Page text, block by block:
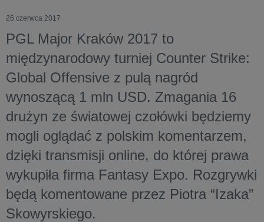
26 czerwca 2017
PGL Major Kraków 2017 to
międzynarodowy turniej Counter Strike:
Global Offensive z pulą nagród
wynoszącą 1 mln USD. Zmagania 16
drużyn ze światowej czołówki będziemy
mogli oglądać z polskim komentarzem,
dzięki transmisji online, do której prawa
wykupiła firma Fantasy Expo. Rozgrywki
będą komentowane przez Piotra “Izaka”
Skowyrskiego.